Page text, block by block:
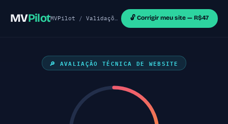
MVPilotMVPilot /Validações de MVP /Sites Shopify/ v0
🔓 Corrigir meu site — R$47
🔎 AVALIAÇÃO TÉCNICA DE WEBSITE